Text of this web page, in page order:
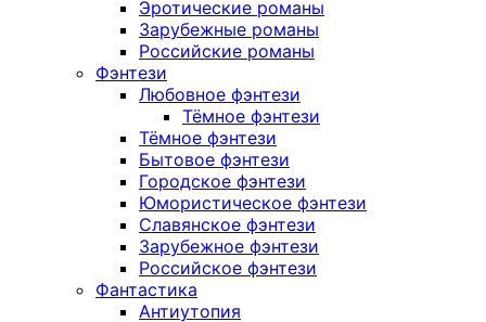
Эротические романы
Зарубежные романы
Российские романы
Фэнтези
Любовное фэнтези
Тёмное фэнтези
Тёмное фэнтези
Бытовое фэнтези
Городское фэнтези
Юмористическое фэнтези
Славянское фэнтези
Зарубежное фэнтези
Российское фэнтези
Фантастика
Антиутопия